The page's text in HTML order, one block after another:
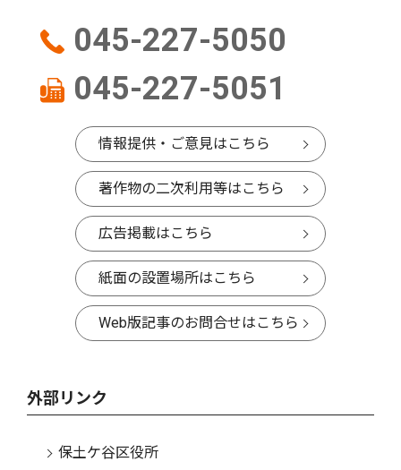
045-227-5050
045-227-5051
情報提供・ご意見はこちら
著作物の二次利用等はこちら
広告掲載はこちら
紙面の設置場所はこちら
Web版記事のお問合せはこちら
外部リンク
保土ケ谷区役所